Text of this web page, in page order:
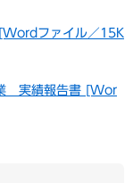
ファイル／15K
実績報告書 [Wor